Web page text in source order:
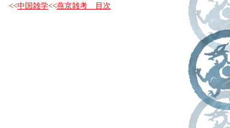
<<中国雑学<<燕京雑考 目次